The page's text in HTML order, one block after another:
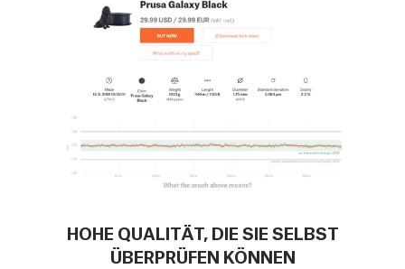
HOHE QUALITÄT, DIE SIE SELBST
ÜBERPRÜFEN KÖNNEN